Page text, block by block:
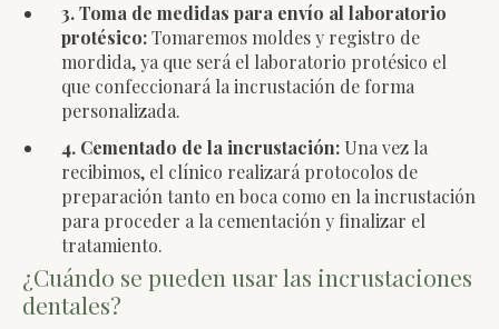
3. Toma de medidas para envío al laboratorio
protésico:Tomaremos moldes y registro de
mordida, ya que será el laboratorio protésico el
que confeccionará la incrustación de forma
personalizada.
4. Cementado de la incrustación: Una vez la
recibimos, el clínico realizará protocolos de
preparación tanto en boca como en la incrustación
para proceder a la cementación y finalizar el
tratamiento.
¿Cuándo se pueden usar las incrustaciones
dentales?